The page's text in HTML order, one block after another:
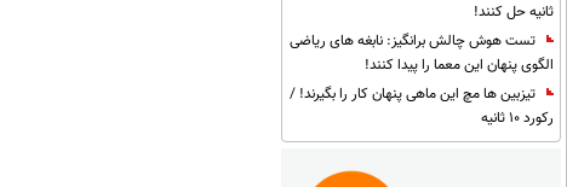
ثانیه حل کنند!
تست هوش چالش برانگیز: نابغه های ریاضی
الگوی پنهان این معما را پیدا کنند!
تیزبین ها مچ این ماهی پنهان کار را بگیرند! /
رکورد 10 ثانیه